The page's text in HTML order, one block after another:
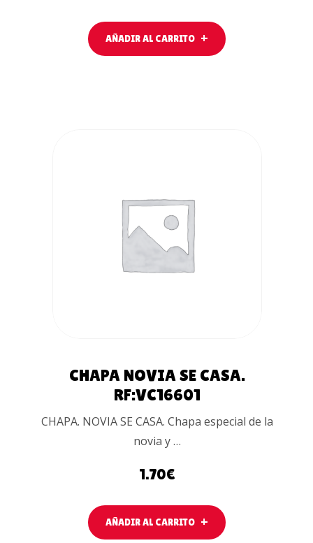
AÑADIR AL CARRITO
AÑADIR AL
CARRITO
CHAPA NOVIA SE CASA.
RF:VC16601
CHAPA. NOVIA SE CASA. Chapa especial de la
novia y …
1.70€
AÑADIR AL CARRITO